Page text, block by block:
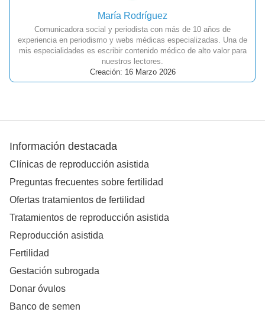
María Rodríguez
Comunicadora social y periodista con más de 10 años de
experiencia en periodismo y webs médicas especializadas. Una de
mis especialidades es escribir contenido médico de alto valor para
nuestros lectores.
Creación: 16 Marzo 2026
Información destacada
Clínicas de reproducción asistida
Preguntas frecuentes sobre fertilidad
Ofertas tratamientos de fertilidad
Tratamientos de reproducción asistida
Reproducción asistida
Fertilidad
Gestación subrogada
Donar óvulos
Banco de semen